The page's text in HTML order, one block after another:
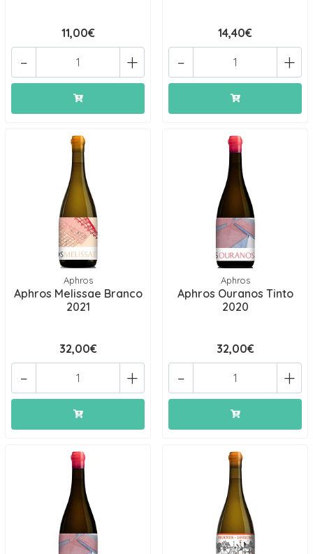
11,00€
+
-
14,40€
+
-
Aphros
Aphros Melissae Branco
2021
32,00€
+
-
Aphros
Aphros Ouranos Tinto
2020
32,00€
+
-